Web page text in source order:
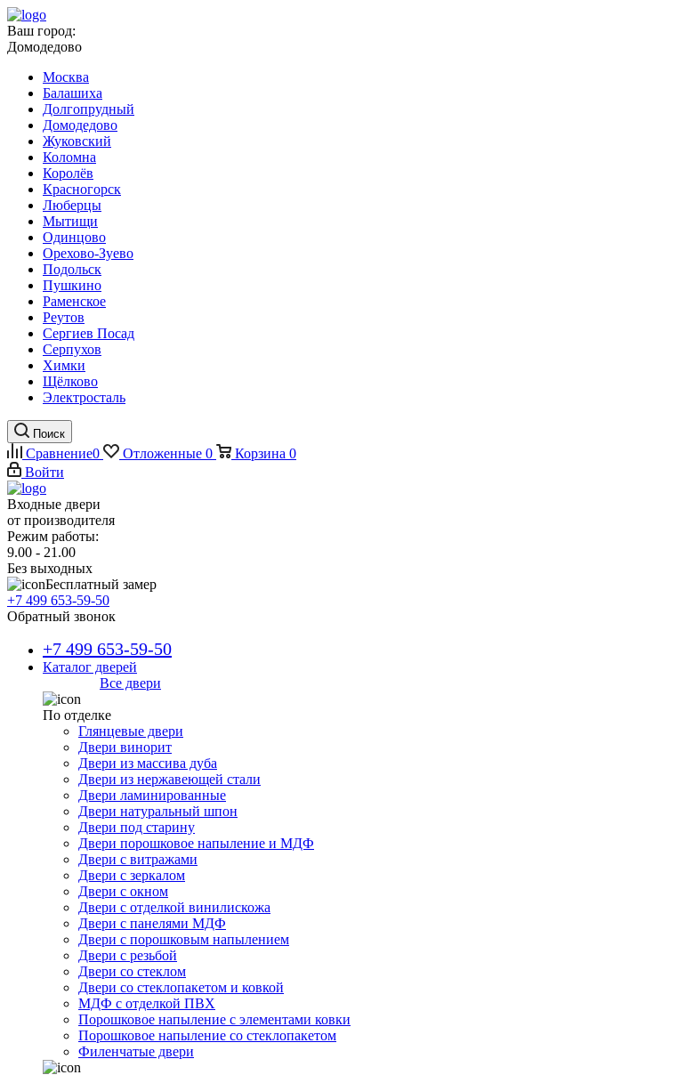
Ваш город:
Домодедово
Москва
Балашиха
Долгопрудный
Домодедово
Жуковский
Коломна
Королёв
Красногорск
Люберцы
Мытищи
Одинцово
Орехово-Зуево
Подольск
Пушкино
Раменское
Реутов
Сергиев Посад
Серпухов
Химки
Щёлково
Электросталь
Поиск
Сравнение0 Отложенные 0 Корзина 0
Войти
Входные двери
от производителя
Режим работы:
9.00 - 21.00
Без выходных
Бесплатный замер
+7 499 653-59-50
Обратный звонок
+7 499 653-59-50
Каталог дверей
Все двери
По отделке
Глянцевые двери
Двери винорит
Двери из массива дуба
Двери из нержавеющей стали
Двери ламинированные
Двери натуральный шпон
Двери под старину
Двери порошковое напыление и МДФ
Двери с витражами
Двери с зеркалом
Двери с окном
Двери с отделкой винилискожа
Двери с панелями МДФ
Двери с порошковым напылением
Двери с резьбой
Двери со стеклом
Двери со стеклопакетом и ковкой
МДФ с отделкой ПВХ
Порошковое напыление с элементами ковки
Порошковое напыление со стеклопакетом
Филенчатые двери